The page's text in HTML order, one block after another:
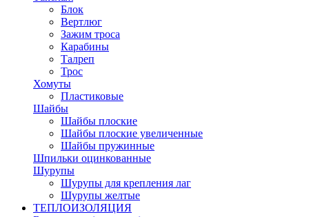
Блок
Вертлюг
Зажим троса
Карабины
Талреп
Трос
Хомуты
Пластиковые
Шайбы
Шайбы плоские
Шайбы плоские увеличенные
Шайбы пружинные
Шпильки оцинкованные
Шурупы
Шурупы для крепления лаг
Шурупы желтые
ТЕПЛОИЗОЛЯЦИЯ